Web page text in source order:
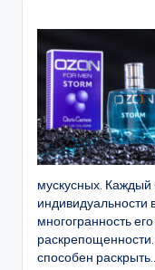
мускусных. Каждый
индивидуальности
многогранность
способен раскрыть...